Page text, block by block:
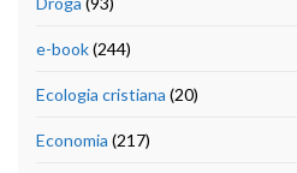
e-book(244)
Ecologia cristiana (20)
Economia (217)